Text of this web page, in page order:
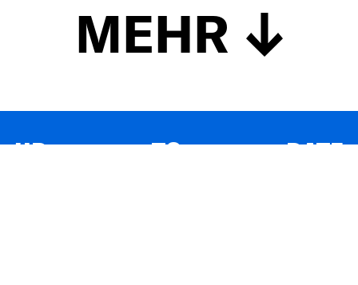
MEHR
UP TO DATE